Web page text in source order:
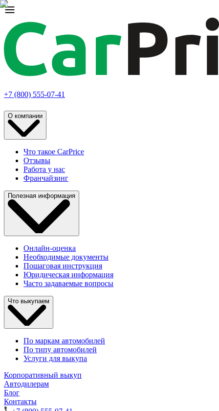
+7 (800) 555-07-41
О компании
Что такое CarPrice
Отзывы
Работа у нас
Франчайзинг
Полезная информация
Онлайн-оценка
Необходимые документы
Пошаговая инструкция
Юридическая информация
Часто задаваемые вопросы
Что выкупаем
По маркам автомобилей
По типу автомобилей
Услуги для выкупа
Корпоративный выкуп
Автодилерам
Блог
Контакты